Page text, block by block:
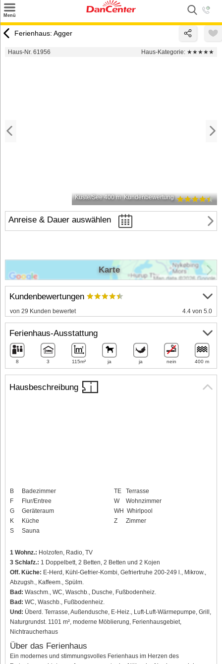
Menü
Urlaubsziele
Ferienhaus: Agger
Haus-Nr. 61956 Haus-Kategorie: ★★★★★
Küste/See 400 m Kundenbewertung
Anreise & Dauer auswählen
Hausbeschreibung
B
Badezimmer
F
Flur/Entree
G
Geräteraum
K
Küche
S
Sauna
TE
Terrasse
W
Wohnzimmer
WH Whirlpool
Z
Zimmer
1 Wohnz.: Holzofen, Radio, TV
3 Schlafz.: 1 Doppelbett, 2 Betten, 2 Betten und 2 Kojen
Off. Küche: E-Herd, Kühl-Gefrier-Kombi, Gefriertruhe 200-249 l., Mikrow.,
Abzugsh., Kaffeem., Spülm.
Bad: Waschm., WC, Waschb., Dusche, Fußbodenheiz.
Bad: WC, Waschb., Fußbodenheiz.
Und: Überd. Terrasse, Außendusche, E-Heiz., Luft-Luft-Wärmepumpe, Grill,
Naturgrundst. 1101 m², moderne Möblierung, Ferienhausgebiet,
Nichtraucherhaus
Über das Ferienhaus
Ein modernes und stimmungsvolles Ferienhaus im Herzen des
Kundenbewertungen
von 29 Kunden bewertet 4.4 von 5.0
Ferienhaus-Ausstattung
8 3 115m² ja ja nein 400 m
Karte